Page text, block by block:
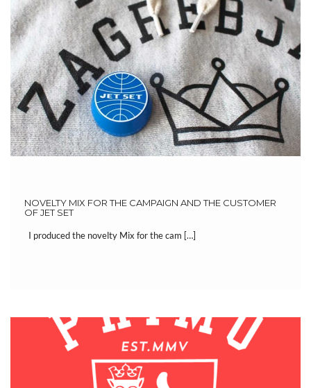
NOVELTY MIX FOR THE CAMPAIGN AND THE CUSTOMER
OF JET SET
I produced the novelty Mix for the cam […]